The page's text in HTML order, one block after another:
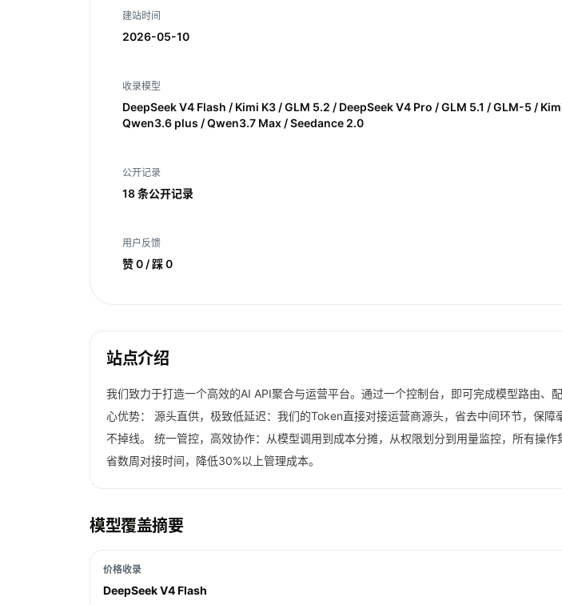
建站时间
2026-05-10
收录模型
DeepSeek V4 Flash / Kimi K3 / GLM 5.2 / DeepSeek V4 Pro / GLM 5.1 / GLM-5 /
Qwen3.6 plus / Qwen3.7 Max / Seedance 2.0
公开记录
18 条公开记录
用户反馈
赞 0 / 踩 0
站点介绍
我们致力于打造一个高效的AI API聚合与运营平台。通过一个控制台，即可完成模型路由
心优势： 源头直供，极致低延迟：我们的Token直接对接运营商源头，省去中间环节，保
不掉线。 统一管控，高效协作：从模型调用到成本分摊，从权限划分到用量监控，所有操
省数周对接时间，降低30%以上管理成本。
模型覆盖摘要
价格收录
DeepSeek V4 Flash